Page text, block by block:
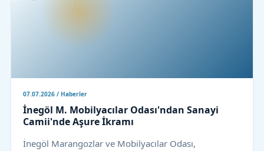
07.07.2026 / Haberler
İnegöl M. Mobilyacılar Odası'ndan Sanayi
Camii'nde Aşure İkramı
İnegöl Marangozlar ve Mobilyacılar Odası,